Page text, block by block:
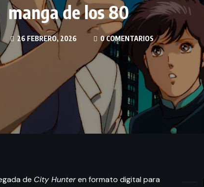
manga de los 80
26 FEBRERO, 2026 0 COMENTARIOS
de City Hunteren formato digital para